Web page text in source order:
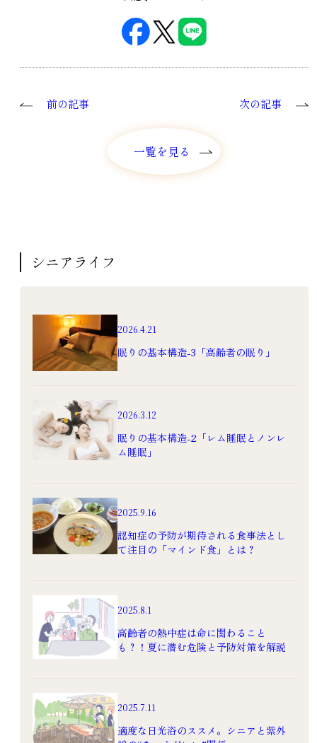
前の記事
一覧を見る
一覧を見る
次の記事
シニアライフ
2026.4.21
眠りの基本構造-3「高齢者の眠り」
2026.3.12
眠りの基本構造-2「レム睡眠とノンレ
ム睡眠」
2025.9.16
認知症の予防が期待される食事法とし
て注目の「マインド食」とは？
2025.8.1
高齢者の熱中症は命に関わること
も？！夏に潜む危険と予防対策を解説
2025.7.11
適度な日光浴のススメ。シニアと紫外